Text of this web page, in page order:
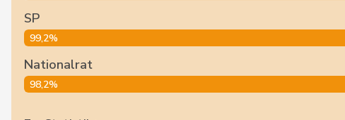
SP
99,2%
Nationalrat
98,2%